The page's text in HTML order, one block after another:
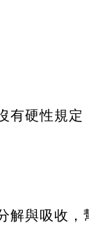
硬性規
與吸收